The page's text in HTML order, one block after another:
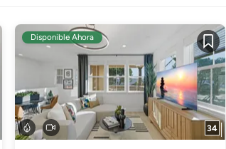
Guardar
34
Disponible Ahora